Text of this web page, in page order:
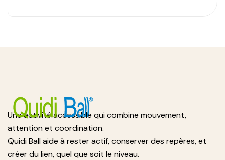
Une activité accessible qui combine mouvement,
attention et coordination.
Quidi Ball aide à rester actif, conserver des repères, et
créer du lien, quel que soit le niveau.